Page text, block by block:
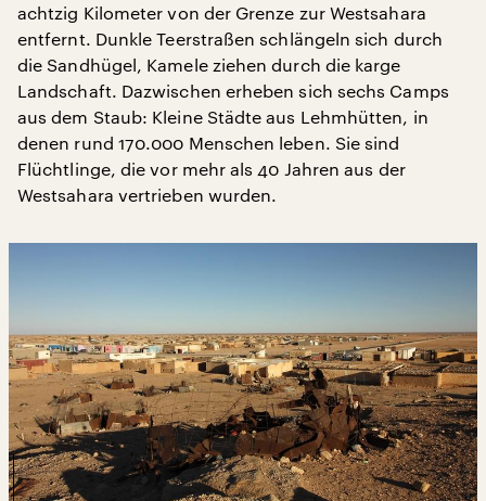
achtzig Kilometer von der Grenze zur Westsahara
entfernt. Dunkle Teerstraßen schlängeln sich durch
die Sandhügel, Kamele ziehen durch die karge
Landschaft. Dazwischen erheben sich sechs Camps
aus dem Staub: Kleine Städte aus Lehmhütten, in
denen rund 170.000 Menschen leben. Sie sind
Flüchtlinge, die vor mehr als 40 Jahren aus der
Westsahara vertrieben wurden.